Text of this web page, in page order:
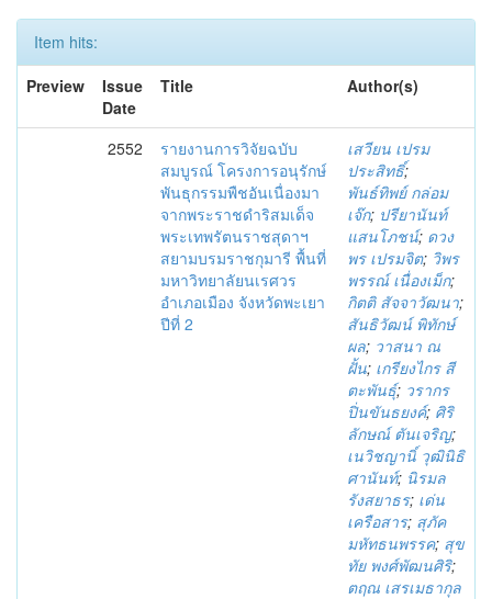
Item hits:
Preview
Issue
Date
Title Author(s)
2552
รายงานการวิจัยฉบับ
สมบูรณ์ โครงการอนุรักษ์
พันธุกรรมพืชอันเนื่องมา
จากพระราชดำริสมเด็จ
พระเทพรัตนราชสุดาฯ
สยามบรมราชกุมารี พื้นที่
มหาวิทยาลัยนเรศวร
อำเภอเมือง จังหวัดพะเยา
ปีที่ 2
เสวียน เปรม
ประสิทธิ์;
พันธ์ทิพย์ กล่อม
เจ๊ก; ปรียานันท์
แสนโภชน์; ดวง
พร เปรมจิต; วิพร
พรรณ์ เนื่องเม็ก;
กิตติ สัจจาวัฒนา;
สันธิวัฒน์ พิทักษ์
ผล; วาสนา ณ
ฝั้น; เกรียงไกร สี
ตะพันธุ์; วรากร
ปิ่นขันธยงค์; ศิริ
ลักษณ์ ตันเจริญ;
เนวิชญานิ์ วุฒินิธิ
ศานันท์; นิรมล
รังสยาธร; เด่น
เครือสาร; สุภัค
มหัทธนพรรค; สุข
ทัย พงศ์พัฒนศิริ;
ตฤณ เสรเมธากุล